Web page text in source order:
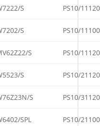
S PS10/11120
S PS10/11100
S PS10/11120
S PS10/21120
S PS10/31120
SPL PS10/21100